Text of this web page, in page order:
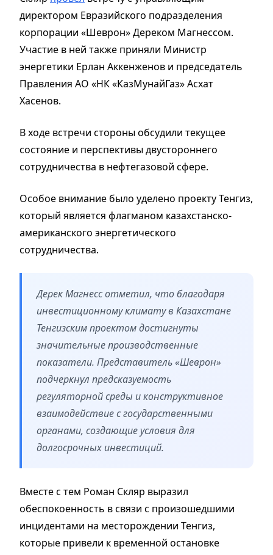
директором Евразийского подразделения
корпорации «Шеврон» Дереком Магнессом.
Участие в ней также приняли Министр
энергетики Ерлан Аккенженов и председатель
Правления АО «НК «КазМунайГаз» Асхат
Хасенов.
В ходе встречи стороны обсудили текущее
состояние и перспективы двустороннего
сотрудничества в нефтегазовой сфере.
Особое внимание было уделено проекту Тенгиз,
который является флагманом казахстанско-
американского энергетического
сотрудничества.
Дерек Магнесс отметил, что благодаря
инвестиционному климату в Казахстане
Тенгизским проектом достигнуты
значительные производственные
показатели. Представитель «Шеврон»
подчеркнул предсказуемость
регуляторной среды и конструктивное
взаимодействие с государственными
органами, создающие условия для
долгосрочных инвестиций.
Вместе с тем Роман Скляр выразил
обеспокоенность в связи с произошедшими
инцидентами на месторождении Тенгиз,
которые привели к временной остановке